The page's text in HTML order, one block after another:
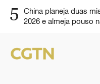
5
China planeja duas
2026 e almeja pouso